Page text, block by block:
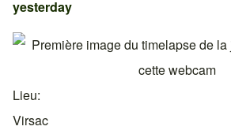
yesterday
Lieu
Virsac